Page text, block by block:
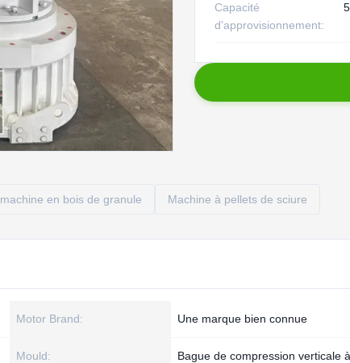
Capacité
d'approvisionnement:
machine en bois de granule Machine à pellets de sciure
Motor Brand: Une marque bien connue
Mould: Bague de compression verticale